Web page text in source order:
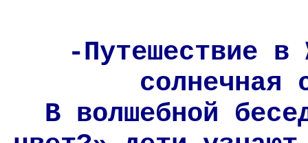
-Путешествие в
солнечная
В волшебной